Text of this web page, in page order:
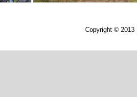
Copyright © 2013